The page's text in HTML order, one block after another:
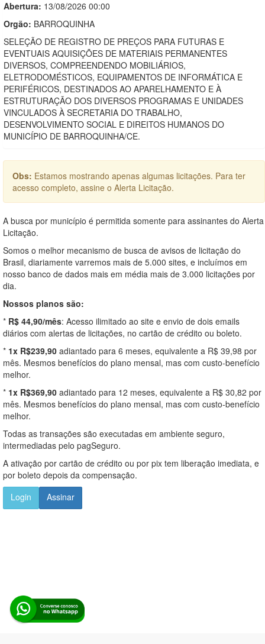
Abertura: 13/08/2026 00:00
Orgão: BARROQUINHA
SELEÇÃO DE REGISTRO DE PREÇOS PARA FUTURAS E
EVENTUAIS AQUISIÇÕES DE MATERIAIS PERMANENTES
DIVERSOS, COMPREENDENDO MOBILIÁRIOS,
ELETRODOMÉSTICOS, EQUIPAMENTOS DE INFORMÁTICA E
PERIFÉRICOS, DESTINADOS AO APARELHAMENTO E À
ESTRUTURAÇÃO DOS DIVERSOS PROGRAMAS E UNIDADES
VINCULADOS À SECRETARIA DO TRABALHO,
DESENVOLVIMENTO SOCIAL E DIREITOS HUMANOS DO
MUNICÍPIO DE BARROQUINHA/CE.
Obs: Estamos mostrando apenas algumas licitações. Para ter
acesso completo, assine o Alerta Licitação.
A busca por município é permitida somente para assinantes do Alerta
Licitação.
Somos o melhor mecanismo de busca de avisos de licitação do
Brasil, diariamente varremos mais de 5.000 sites, e incluímos em
nosso banco de dados mais em média mais de 3.000 licitações por
dia.
Nossos planos são:
* R$ 44,90/mês: Acesso ilimitado ao site e envio de dois emails
diários com alertas de licitações, no cartão de crédito ou boleto.
* 1x R$239,90 adiantado para 6 meses, equivalente a R$ 39,98 por
mês. Mesmos benefícios do plano mensal, mas com custo-benefício
melhor.
* 1x R$369,90 adiantado para 12 meses, equivalente a R$ 30,82 por
mês. Mesmos benefícios do plano mensal, mas com custo-benefício
melhor.
Todas as transações são executadas em ambiente seguro,
intermediadas pelo pagSeguro.
A ativação por cartão de crédito ou por pix tem liberação imediata, e
por boleto depois da compensação.
Login
Assinar